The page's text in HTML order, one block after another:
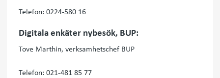
Telefon: 0224-580 16
Digitala enkäter nybesök, BUP:
Tove Marthin, verksamhetschef BUP
Telefon: 021-481 85 77